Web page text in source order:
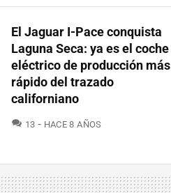
El Jaguar I-Pace conquista
Laguna Seca: ya es el coche
eléctrico de producción más
rápido del trazado
californiano
13 COMENTARIOS
HACE 8 AÑOS